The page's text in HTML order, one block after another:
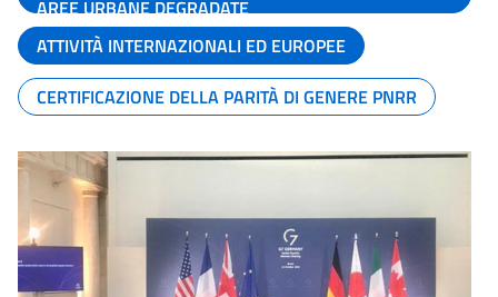
AREE URBANE DEGRADATE
ATTIVITÀ INTERNAZIONALI ED EUROPEE
CERTIFICAZIONE DELLA PARITÀ DI GENERE PNRR